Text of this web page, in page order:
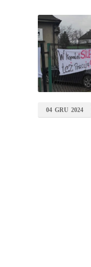
04 GRU 2024